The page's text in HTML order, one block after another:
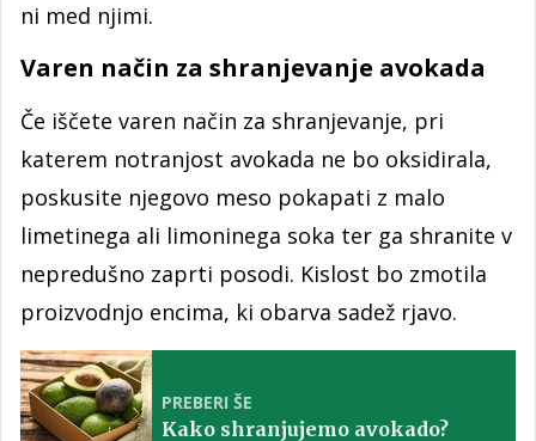
ni med njimi.
Varen način za shranjevanje avokada
Če iščete varen način za shranjevanje, pri
katerem notranjost avokada ne bo oksidirala,
poskusite njegovo meso pokapati z malo
limetinega ali limoninega soka ter ga shranite v
nepredušno zaprti posodi. Kislost bo zmotila
proizvodnjo encima, ki obarva sadež rjavo.
PREBERI ŠE
Kako shranjujemo avokado?